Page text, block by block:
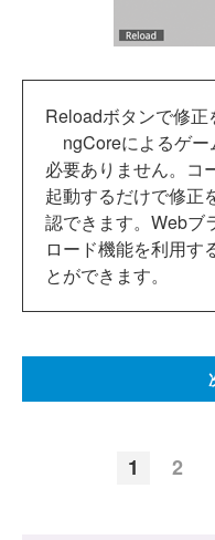
Reloadボタンで修正
ngCoreによるゲー
必要ありません。コ
起動するだけで修正
認できます。Webブ
ロード機能を利用す
とができます。
1 2